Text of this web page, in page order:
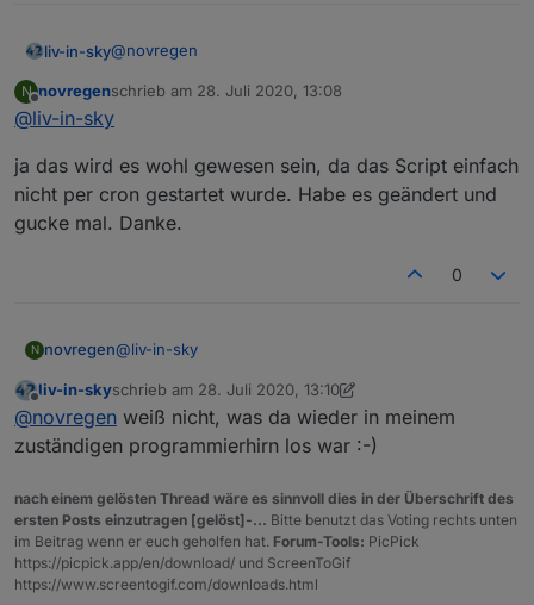
let farbeUngeradeZeilen="#1C1C1C"//"#1C1C1C";
let farbeGeradeZeilen="#ffffff"//"#ffffff"; //Farbe für
liv-in-sky@novregen
ich hatte auch mal ein anderen fehler drin - schaum
mal in my schedule (um zeile 35) ob da
N
Offline
novregenschrieb am 28. Juli 2020, 13:08
zuletzt editiert von
@liv-in-sky
ja das wird es wohl gewesen sein, da das Script einfach
nicht per cron gestartet wurde. Habe es geändert und
gucke mal. Danke.
0
N novregen@liv-in-sky
ja das wird es wohl gewesen sein, da das Script
einfach nicht per cron gestartet wurde. Habe es
geändert und gucke mal. Danke.
liv-in-skyschrieb am 28. Juli 2020, 13:10
zuletzt editiert von liv-in-sky
@novregen weiß nicht, was da wieder in meinem
zuständigen programmierhirn los war :-)
nach einem gelösten Thread wäre es sinnvoll dies in der Überschrift des
ersten Posts einzutragen [gelöst]-... Bitte benutzt das Voting rechts unten
im Beitrag wenn er euch geholfen hat. Forum-Tools: PicPick
https://picpick.app/en/download/ und ScreenToGif
https://www.screentogif.com/downloads.html